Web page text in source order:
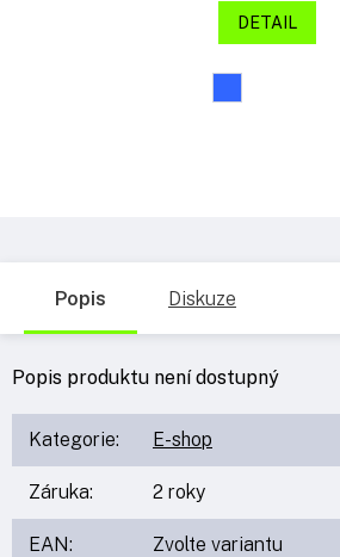
DETAIL
Popis Diskuze
Popis produktu není dostupný
Kategorie: E-shop
Záruka: 2 roky
EAN: Zvolte variantu